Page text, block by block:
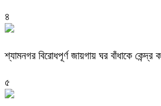
৪
শ্যামনগর বিরোধপূর্ণ জায়গায় ঘর বাঁধাকে
৫